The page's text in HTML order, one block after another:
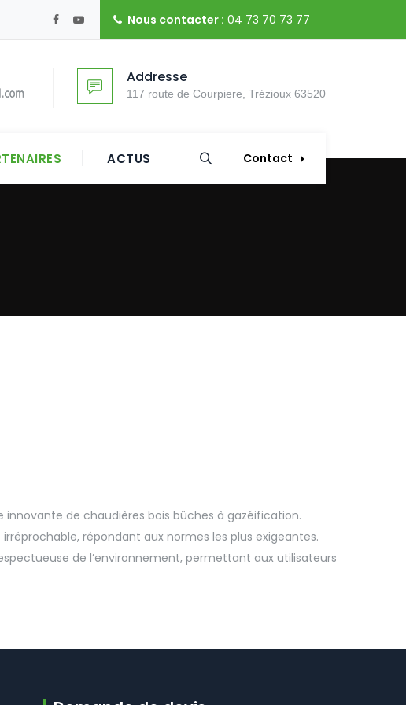
Nous contacter : 04 73 70 73 77
Addresse
117 route de Courpiere, Trézioux 63520
ACTUS Contact
innovante de chaudières bois bûches à gazéification.
répondant aux normes les plus exigeantes.
de l’environnement, permettant aux utilisateurs